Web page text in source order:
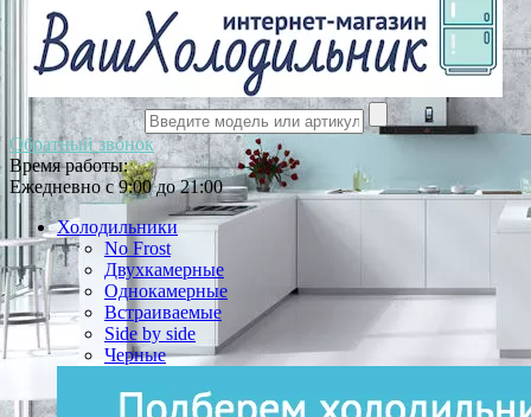
Обратный звонок
Время работы:
Ежедневно с 9:00 до 21:00
Холодильники
No Frost
Двухкамерные
Однокамерные
Встраиваемые
Side by side
Черные